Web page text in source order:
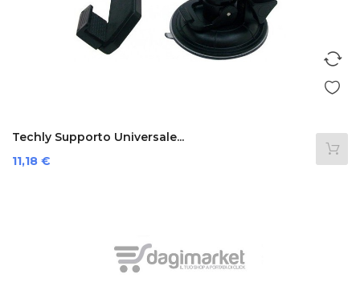
Techly Supporto Universale...
Prezzo
11,18 €